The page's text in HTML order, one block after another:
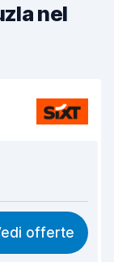
nel
9,1
9,7
offerte